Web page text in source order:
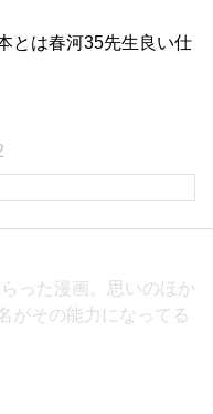
とは春河35先生良い仕
った漫画。思いのほか
がその能力になってる